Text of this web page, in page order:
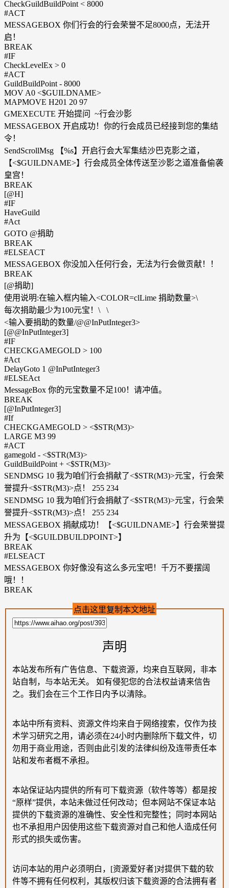
CheckGuildBuildPoint < 8000
#ACT
MESSAGEBOX 你们行会的行会荣誉不足8000点，无法开
启！
BREAK
#IF
CheckLevelEx > 0
#ACT
GuildBuildPoint - 8000
MOV A0 <$GUILDNAME>
MAPMOVE H201 20 97
GMEXECUTE 开始提问 ~行会沙影
MESSAGEBOX 开启成功！你的行会成员已经接到您的集结
令！
SendScrollMsg 【%s】开启行会大军集结沙巴克影之道，
【<$GUILDNAME>】行会成员全体传送至沙影之道准备偷袭
皇宫！
BREAK
[@H]
#IF
HaveGuild
#Act
GOTO @捐助
BREAK
#ELSEACT
MESSAGEBOX 你没加入任何行会，无法为行会做贡献！！
BREAK
[@捐助]
使用说明:在输入框内输入<COLOR=clLime 捐助数量>\
每次捐助最少为100元宝！\ \
<输入要捐助的数量/@@InPutInteger3>
[@@InPutInteger3]
#IF
CHECKGAMEGOLD > 100
#Act
DelayGoto 1 @InPutInteger3
#ELSEAct
MessageBox 你的元宝数量不足100！请冲值。
BREAK
[@InPutInteger3]
#If
CHECKGAMEGOLD > <$STR(M3)>
LARGE M3 99
#ACT
gamegold - <$STR(M3)>
GuildBuildPoint + <$STR(M3)>
SENDMSG 10 我为咱们行会捐献了<$STR(M3)>元宝，行会荣
誉提升<$STR(M3)>点！ 255 234
SENDMSG 10 我为咱们行会捐献了<$STR(M3)>元宝，行会荣
誉提升<$STR(M3)>点！ 255 234
MESSAGEBOX 捐献成功！【<$GUILDNAME>】行会荣誉提
升为【<$GUILDBUILDPOINT>】
BREAK
#ELSEACT
MESSAGEBOX 你好像没有这么多元宝吧！千万不要摆阔
哦！！
BREAK
点击这里复制本文地址
声明
本站发布所有广告信息、下载资源，均来自互联网，非本
站自制，与本站无关。 如有侵犯您的合法权益请来信告
之。我们会在三个工作日内予以清除。
本站中所有资料、资源文件均来自于网络搜索，仅作为技
术学习研究之用，请必须在24小时内删除所下载文件，切
勿用于商业用途，否则由此引发的法律纠纷及连带责任本
站和发布者概不承担。
本站保证站内提供的所有可下载资源（软件等等）都是按
“原样”提供，本站未做过任何改动；但本网站不保证本站
提供的下载资源的准确性、安全性和完整性；同时本网站
也不承担用户因使用这些下载资源对自己和他人造成任何
形式的损失或伤害。
访问本站的用户必须明白，[资源爱好者]对提供下载的软
件等不拥有任何权利，其版权归该下载资源的合法拥有者